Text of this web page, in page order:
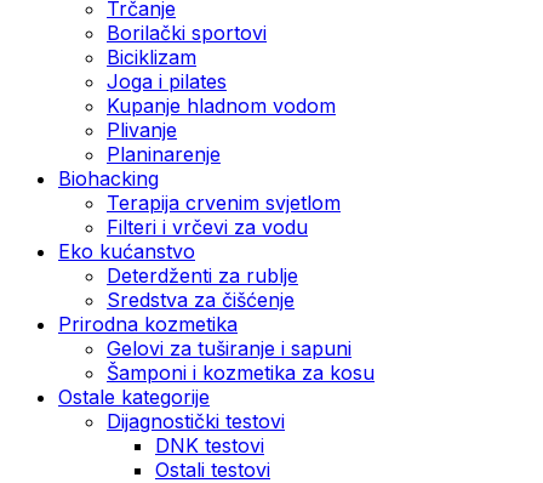
Trčanje
Borilački sportovi
Biciklizam
Joga i pilates
Kupanje hladnom vodom
Plivanje
Planinarenje
Biohacking
Terapija crvenim svjetlom
Filteri i vrčevi za vodu
Eko kućanstvo
Deterdženti za rublje
Sredstva za čišćenje
Prirodna kozmetika
Gelovi za tuširanje i sapuni
Šamponi i kozmetika za kosu
Ostale kategorije
Dijagnostički testovi
DNK testovi
Ostali testovi